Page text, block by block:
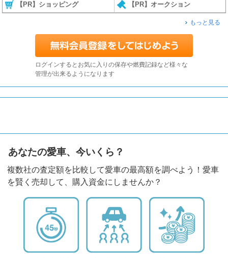
【PR】ショッピング 【PR】オークション
もっと見る
ログインするとお気に入りの保存や燃費記録など様々な
管理が出来るようになります
あなたの愛車、今いくら？
複数社の査定額を比較して愛車の最高額を調べよう！愛車
を賢く売却して、購入資金にしませんか？